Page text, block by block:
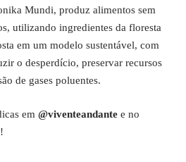
Mundi, produz alimentos sem
utilizando ingredientes da floresta
em um modelo sustentável, com
o desperdício, preservar recursos
de gases poluentes.
em @viventeandante e no
!